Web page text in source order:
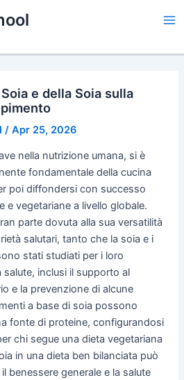
e della Soia sulla
/Apr 25, 2026
nella nutrizione umana, si è
fondamentale della cucina
poi diffondersi con successo
e vegetariane a livello globale.
parte dovuta alla sua versatilità
salutari, tanto che la soia e i
stati studiati per i loro
inclusi il supporto al
e la prevenzione di alcune
a base di soia possono
fonte di proteine, configurandosi
chi segue una dieta vegetariana
in una dieta ben bilanciata può
benessere generale e la salute